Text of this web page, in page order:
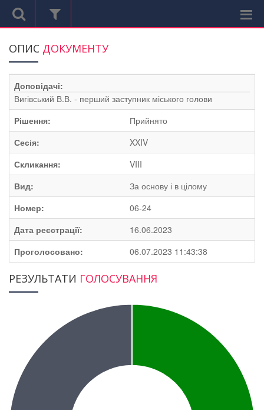
ОПИС ДОКУМЕНТУ
Доповідачі:
Вигівський В.В. - перший заступник міського голови
Рішення:
Прийнято
Сесія:
XXIV
Скликання:
VIII
Вид:
За основу і в цілому
Номер:
06-24
Дата реєстрації:
16.06.2023
Проголосовано:
06.07.2023 11:43:38
РЕЗУЛЬТАТИ ГОЛОСУВАННЯ